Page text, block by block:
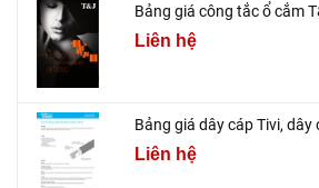
Bảng giá công tắc ổ cắm
Liên hệ
Bảng giá dây cáp Tivi, dây
Liên hệ